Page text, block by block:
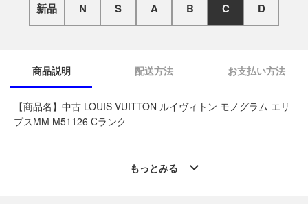
新品 N S A B C D
商品説明 配送方法 お支払い方法
【商品名】中古 LOUIS VUITTON ルイヴィトン モノグラム エリ
プスMM M51126 Cランク
もっとみる